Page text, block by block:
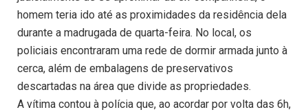
homem teria ido até as proximidades da residência dela
durante a madrugada de quarta-feira. No local, os
policiais encontraram uma rede de dormir armada junto à
cerca, além de embalagens de preservativos
descartadas na área que divide as propriedades.
A vítima contou à polícia que, ao acordar por volta das 6h,